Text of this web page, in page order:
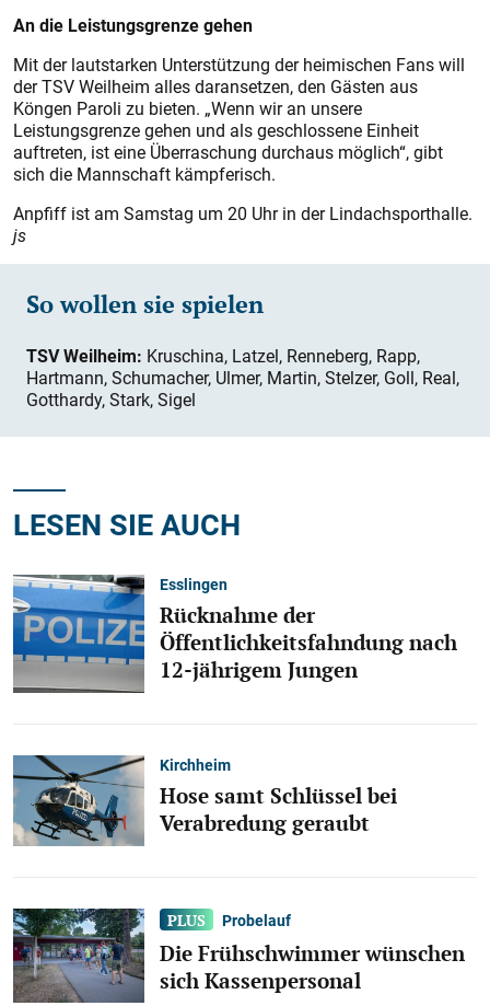
An die Leistungsgrenze gehen
Mit der lautstarken Unterstützung der heimischen Fans will
der TSV Weilheim alles daransetzen, den Gästen aus
Köngen Paroli zu bieten. „Wenn wir an unsere
Leistungsgrenze gehen und als geschlossene Einheit
auftreten, ist eine Überraschung durchaus möglich“, gibt
sich die Mannschaft kämpferisch.
Anpfiff ist am Samstag um 20 Uhr in der Lindachsporthalle.
js
So wollen sie spielen
TSV Weilheim: Kruschina, Latzel, Renneberg, Rapp,
Hartmann, Schumacher, Ulmer, Martin, Stelzer, Goll, Real,
Gotthardy, Stark, Sigel
LESEN SIE AUCH
Esslingen
Rücknahme der
Öffentlichkeitsfahndung nach
12-jährigem Jungen
Kirchheim
Hose samt Schlüssel bei
Verabredung geraubt
Probelauf
Die Frühschwimmer wünschen
sich Kassenpersonal